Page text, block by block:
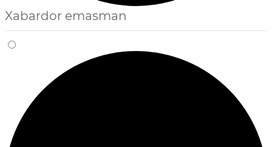
Xabardor emasman